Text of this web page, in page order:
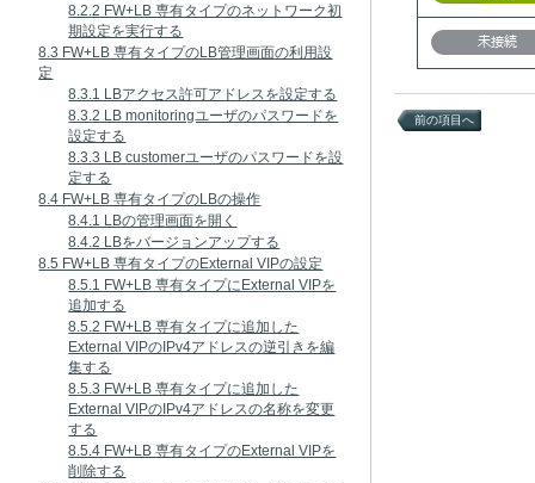
8.2.2 FW+LB 専有タイプのネットワーク初
期設定を実行する
8.3 FW+LB 専有タイプのLB管理画面の利用設
定
8.3.1 LBアクセス許可アドレスを設定する
8.3.2 LB monitoringユーザのパスワードを
設定する
8.3.3 LB customerユーザのパスワードを設
定する
8.4 FW+LB 専有タイプのLBの操作
8.4.1 LBの管理画面を開く
8.4.2 LBをバージョンアップする
8.5 FW+LB 専有タイプのExternal VIPの設定
8.5.1 FW+LB 専有タイプにExternal VIPを
追加する
8.5.2 FW+LB 専有タイプに追加した
External VIPのIPv4アドレスの逆引きを編
集する
8.5.3 FW+LB 専有タイプに追加した
External VIPのIPv4アドレスの名称を変更
する
8.5.4 FW+LB 専有タイプのExternal VIPを
削除する
前の項目へ